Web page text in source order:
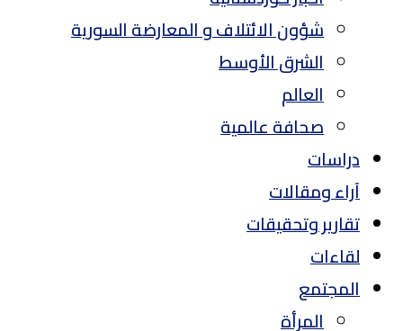
شؤون الائتلاف و المعارضة السورية
الشرق الأوسط
العالم
صحافة عالمية
دراسات
آراء ومقالات
تقارير وتحقيقات
لقاءات
المجتمع
المرأة